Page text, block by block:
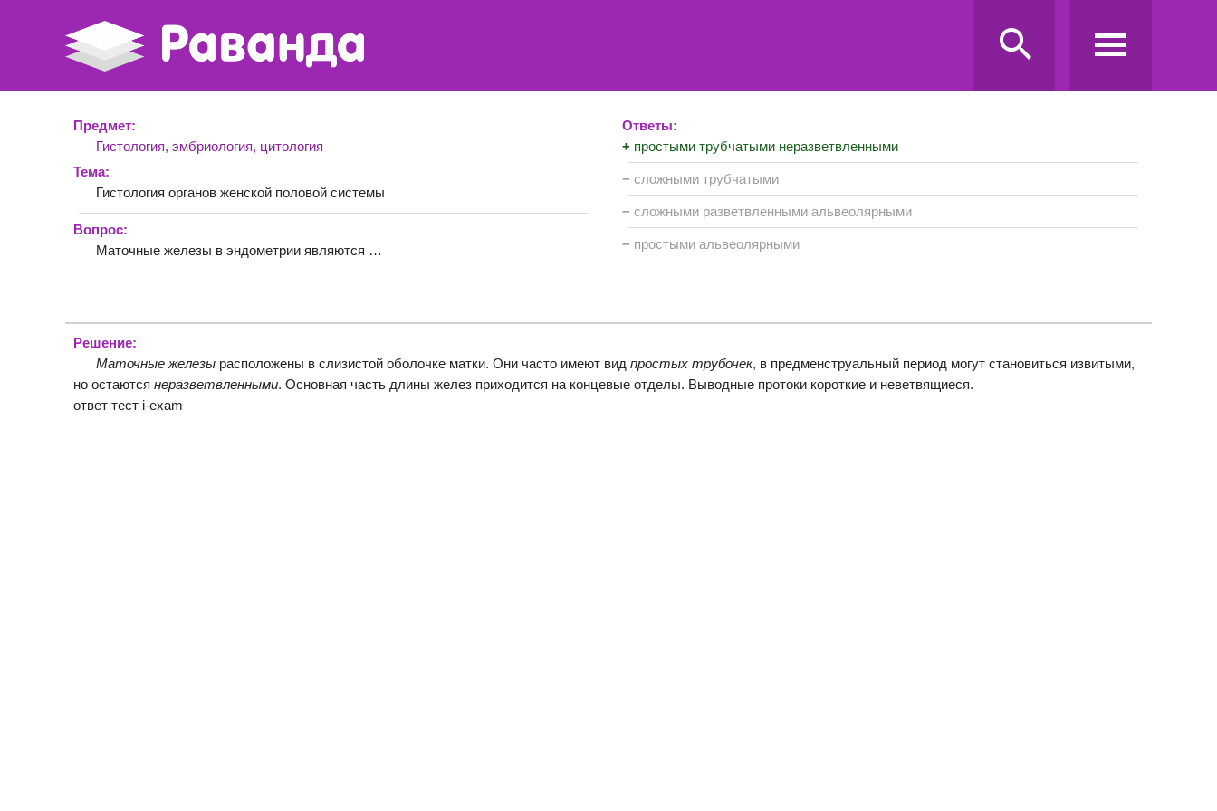
Предмет:
Гистология, эмбриология, цитология
Тема:
Гистология органов женской половой системы
Вопрос:
Маточные железы в эндометрии являются …
Ответы:
+ простыми трубчатыми неразветвленными
− сложными трубчатыми
− сложными разветвленными альвеолярными
− простыми альвеолярными
Решение:
Маточные железы расположены в слизистой оболочке матки. Они часто имеют вид простых трубочек, в предменструальный период могут становиться извитыми,
но остаются неразветвленными. Основная часть длины желез приходится на концевые отделы. Выводные протоки короткие и неветвящиеся.
ответ тест i-exam